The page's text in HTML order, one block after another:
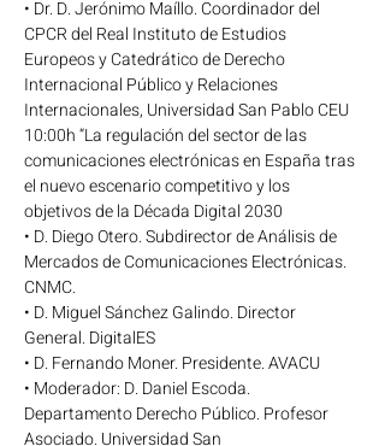
• Dr. D. Jerónimo Maíllo. Coordinador del
CPCR del Real Instituto de Estudios
Europeos y Catedrático de Derecho
Internacional Público y Relaciones
Internacionales, Universidad San Pablo CEU
10:00h “La regulación del sector de las
comunicaciones electrónicas en España tras
el nuevo escenario competitivo y los
objetivos de la Década Digital 2030
• D. Diego Otero. Subdirector de Análisis de
Mercados de Comunicaciones Electrónicas.
CNMC.
• D. Miguel Sánchez Galindo. Director
General. DigitalES
• D. Fernando Moner. Presidente. AVACU
• Moderador: D. Daniel Escoda.
Departamento Derecho Público. Profesor
Asociado. Universidad San